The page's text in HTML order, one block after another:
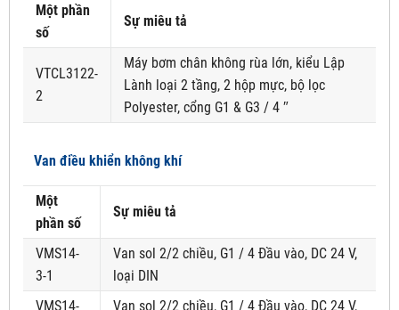
Một phần
số
Sự miêu tả
VTCL3122-
2
Máy bơm chân không rùa lớn, kiểu Lập
Lành loại 2 tầng, 2 hộp mực, bộ lọc
Polyester, cổng G1 & G3 / 4 ″
Van điều khiển không khí
Một
phần số
Sự miêu tả
VMS14-
3-1
Van sol 2/2 chiều, G1 / 4 Đầu vào, DC 24 V,
loại DIN
VMS14-
Van sol 2/2 chiều, G1 / 4 Đầu vào, DC 24 V,